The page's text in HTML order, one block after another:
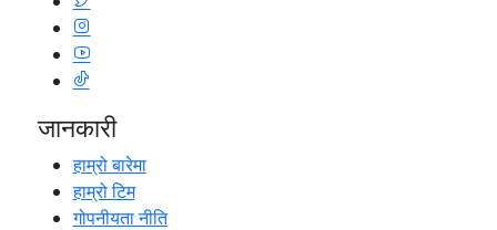
जानकारी
हाम्रो बारेमा
हाम्रो टिम
गोपनीयता नीति